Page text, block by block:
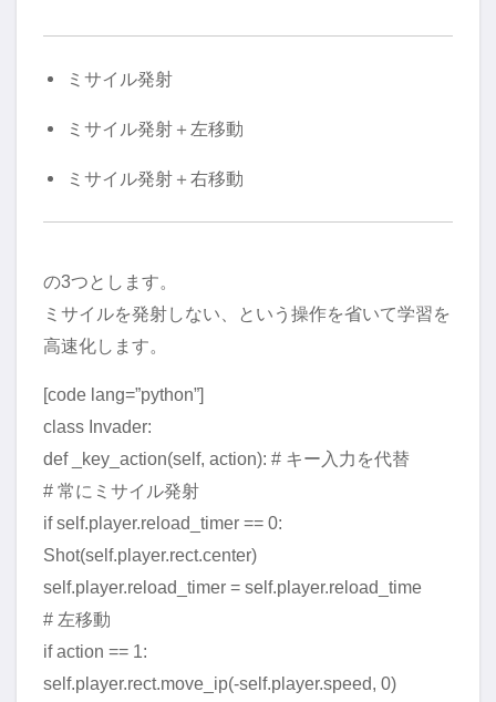
ミサイル発射
ミサイル発射＋左移動
ミサイル発射＋右移動
の3つとします。
ミサイルを発射しない、という操作を省いて学習を
高速化します。
[code lang=”python”]
class Invader:
def _key_action(self, action): # キー入力を代替
# 常にミサイル発射
if self.player.reload_timer == 0:
Shot(self.player.rect.center)
self.player.reload_timer = self.player.reload_time
# 左移動
if action == 1:
self.player.rect.move_ip(-self.player.speed, 0)